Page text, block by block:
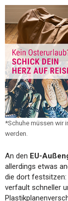
*Schuhe müssen wir
werden.
An den EU-
allerdings etwas
die dort festsitzen:
verfault schneller